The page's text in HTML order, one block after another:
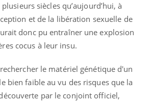
siècles qu’aujourd’hui, à
et de la libération sexuelle de
donc pu entraîner une explosion
cocus à leur insu.
le matériel génétique d'un
bien faible au vu des risques que la
par le conjoint officiel,